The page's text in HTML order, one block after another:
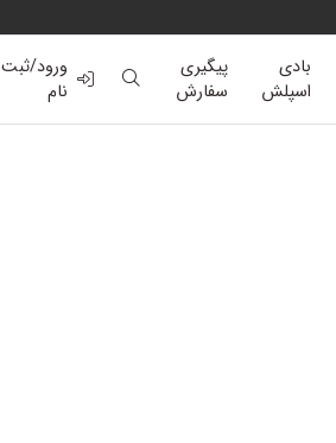
بادی
اسپلش
پیگیری
سفارش
ورود/ثبت
نام